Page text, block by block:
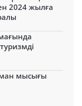
2024 жылға
мысығы